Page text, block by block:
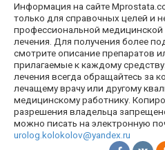
Информация на сайте
только для справочных целей и
профессиональной медицинской
лечения. Для получения более
смотрите описание препаратов
прилагаемые к каждому
лечения всегда обращайтесь за
лечащему врачу или другому
медицинскому работнику.
разрешения владельца
можно писать на электронную
urolog.kolokolov@yandex.ru